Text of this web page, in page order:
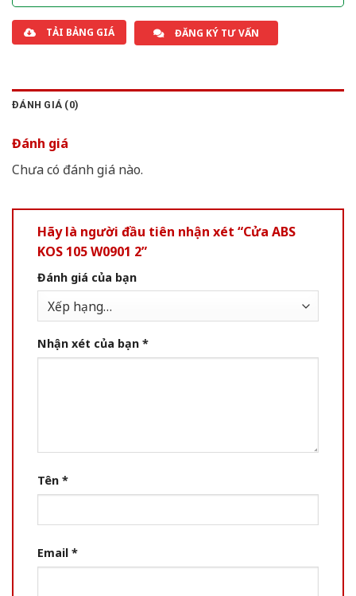
TẢI BẢNG GIÁ ĐĂNG KÝ TƯ VẤN
ĐÁNH GIÁ (0)
Đánh giá
Chưa có đánh giá nào.
Hãy là người đầu tiên nhận xét “Cửa ABS
KOS 105 W0901 2”
Đánh giá của bạn
Nhận xét của bạn *
Tên *
Email *